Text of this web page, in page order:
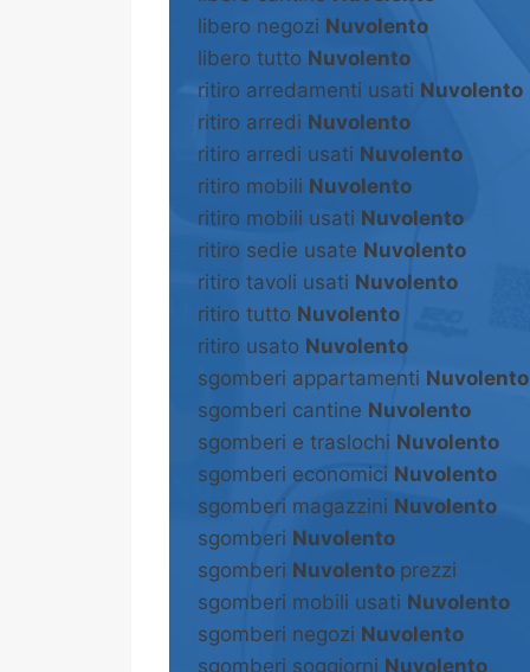
libero negozi Nuvolento
libero tutto Nuvolento
ritiro arredamenti usati Nuvolento
ritiro arredi Nuvolento
ritiro arredi usati Nuvolento
ritiro mobili Nuvolento
ritiro mobili usati Nuvolento
ritiro sedie usate Nuvolento
ritiro tavoli usati Nuvolento
ritiro tutto Nuvolento
ritiro usato Nuvolento
sgomberi appartamenti Nuvolento
sgomberi cantine Nuvolento
sgomberi e traslochi Nuvolento
sgomberi economici Nuvolento
sgomberi magazzini Nuvolento
sgomberi Nuvolento
sgomberi Nuvolento prezzi
sgomberi mobili usati Nuvolento
sgomberi negozi Nuvolento
sgomberi soggiorni Nuvolento